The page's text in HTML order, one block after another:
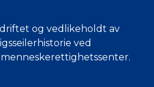
og vedlikeholdt av
ved
menneskerettighetssenter.